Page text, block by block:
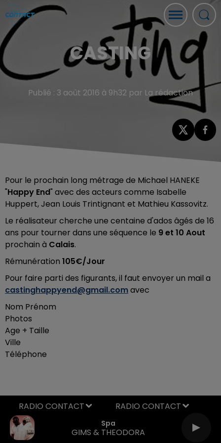
CASTING
Publié : 3 août 2016 à 9h32 par La rédaction
Pour le prochain long métrage de Michael HANEKE
"Happy End" avec des acteurs comme Isabelle
Huppert, Jean Louis Trintignant et Mathieu Kassovitz.
Le réalisateur cherche une centaine d'ados âgés de 16
ans pour tourner dans une séquence le 9 et 10 Aout
prochain à Calais.
Rémunération 105€/Jour
Pour faire parti des figurants, il faut envoyer un mail a
castinghappyend@gmail.comavec
Nom Prénom
Photos
Age + Taille
Ville
Téléphone
Spa
GIMS & THEODORA
RADIO CONTACT